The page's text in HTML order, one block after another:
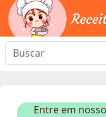
Entre em